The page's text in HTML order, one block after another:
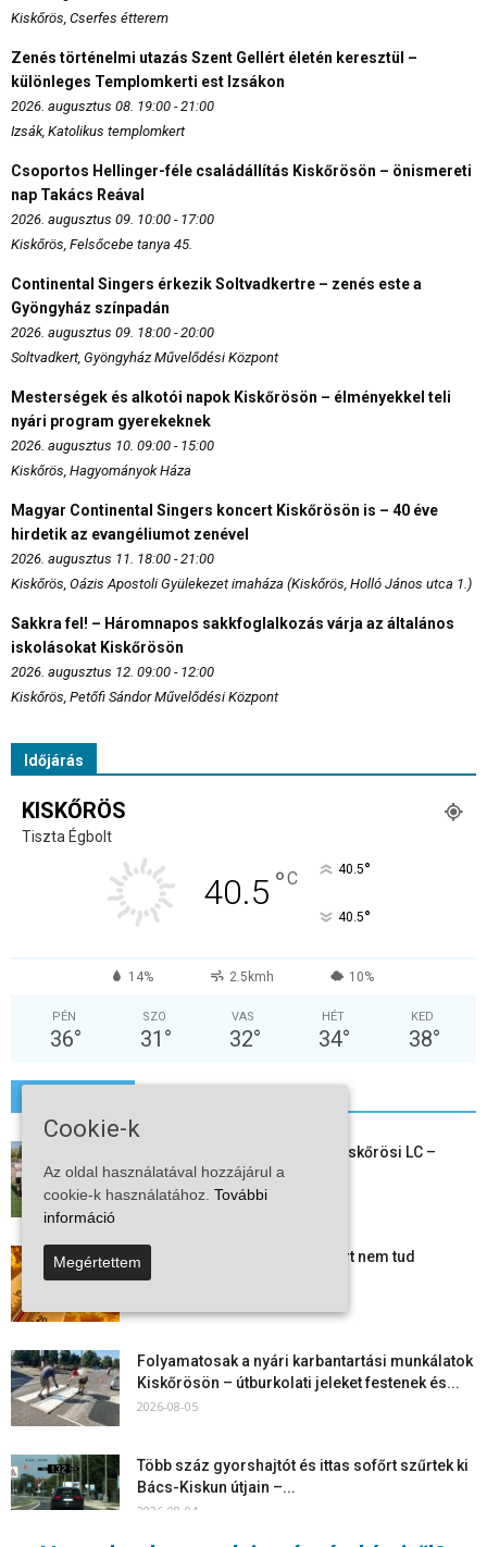
Kiskőrös, Cserfes étterem
Zenés történelmi utazás Szent Gellért életén keresztül –
különleges Templomkerti est Izsákon
2026. augusztus 08. 19:00 - 21:00
Izsák, Katolikus templomkert
Csoportos Hellinger-féle családállítás Kiskőrösön – önismereti
nap Takács Reával
2026. augusztus 09. 10:00 - 17:00
Kiskőrös, Felsőcebe tanya 45.
Continental Singers érkezik Soltvadkertre – zenés este a
Gyöngyház színpadán
2026. augusztus 09. 18:00 - 20:00
Soltvadkert, Gyöngyház Művelődési Központ
Mesterségek és alkotói napok Kiskőrösön – élményekkel teli
nyári program gyerekeknek
2026. augusztus 10. 09:00 - 15:00
Kiskőrös, Hagyományok Háza
Magyar Continental Singers koncert Kiskőrösön is – 40 éve
hirdetik az evangéliumot zenével
2026. augusztus 11. 18:00 - 21:00
Kiskőrös, Oázis Apostoli Gyülekezet imaháza (Kiskőrös, Holló János utca 1.)
Sakkra fel! – Háromnapos sakkfoglalkozás várja az általános
iskolásokat Kiskőrösön
2026. augusztus 12. 09:00 - 12:00
Kiskőrös, Petőfi Sándor Művelődési Központ
Időjárás
KISKŐRÖS
Tiszta Égbolt
40.5 °C 40.5°
40.5°
14% 2.5kmh 10%
PÉN
36°
SZO
31 °
VAS
32°
HÉT
34°
KED
38°
Megkezdte a felkészülést a Kiskőrösi LC –
együtt maradt a keret,...
2026-08-06
Mi történik Európa felett? Ezért nem tud
szabadulni a kontinens a...
Folyamatosak a nyári karbantartási munkálatok
Kiskőrösön – útburkolati jeleket festenek és...
2026-08-05
Több száz gyorshajtót és ittas sofőrt szűrtek ki
Bács-Kiskun útjain –...
2026-08-04
Cookie-k
Az oldal használatával hozzájárul a
cookie-k használatához. További
információ
Megértettem